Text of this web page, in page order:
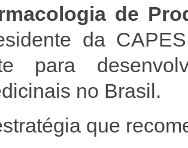
de
da
para
no Brasil.
que